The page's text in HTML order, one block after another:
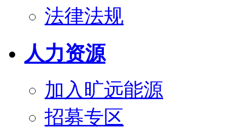
法律法规
人力资源
加入旷远能源
招募专区